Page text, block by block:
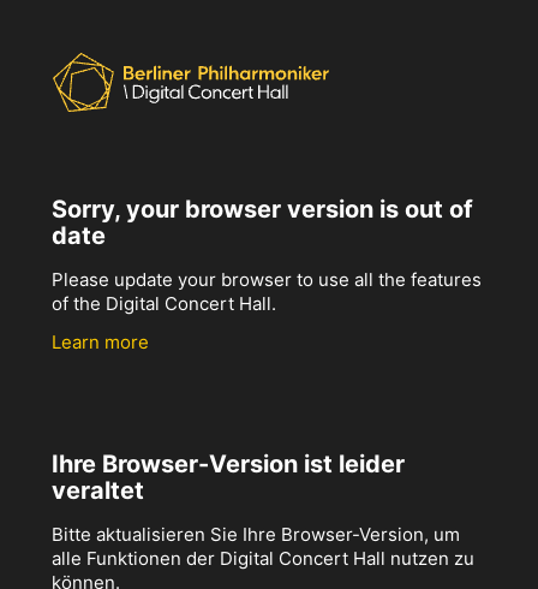
Sorry, your browser version is out of
date
Please update your browser to use all the features
of the Digital Concert Hall.
Learn more
Ihre Browser-Version ist leider
veraltet
Bitte aktualisieren Sie Ihre Browser-Version, um
alle Funktionen der Digital Concert Hall nutzen zu
können.